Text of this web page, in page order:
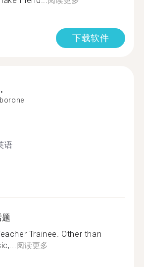
下载软件
语
Trainee. Other than
阅读更多